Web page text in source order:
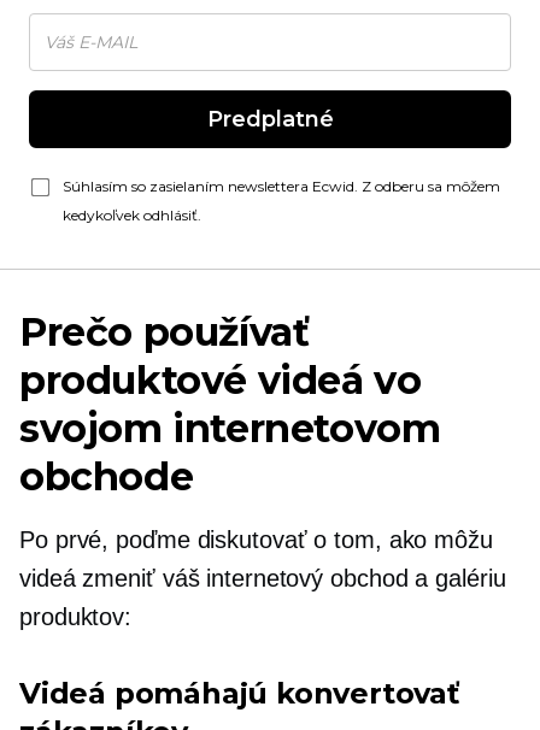
Predplatné
Súhlasím so zasielaním newslettera Ecwid. Z odberu sa môžem
kedykoľvek odhlásiť.
Prečo používať
produktové videá vo
svojom internetovom
obchode
Po prvé, poďme diskutovať o tom, ako môžu
videá zmeniť váš internetový obchod a galériu
produktov:
Videá pomáhajú konvertovať